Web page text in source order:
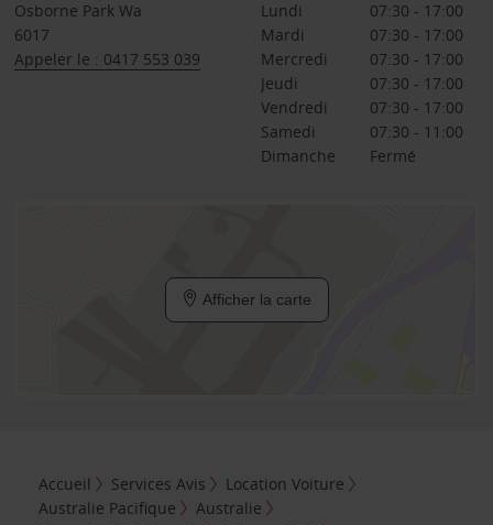
Osborne Park Wa
6017
Appeler le : 0417 553 039
Lundi
07:30 - 17:00
Mardi
07:30 - 17:00
Mercredi
07:30 - 17:00
Jeudi
07:30 - 17:00
Vendredi
07:30 - 17:00
Samedi
07:30 - 11:00
Dimanche
Fermé
Afficher la carte
Accueil Services Avis
Location Voiture
Australie Pacifique
Australie